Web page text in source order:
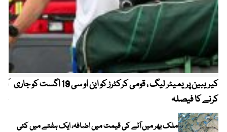
کیریبین پریمیئر لیگ ، قومی کرکٹرز کو این او سی 19 اگست کو جاری
کرنے کا فیصلہ
ملک بھر میں آٹے کی قیمت میں اضافہ، ایک ہفتے میں کئی